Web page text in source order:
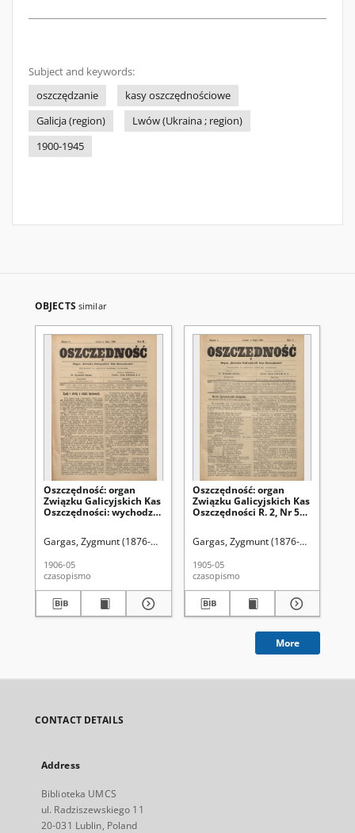
Subject and keywords:
oszczędzanie
kasy oszczędnościowe
Galicja (region)
Lwów (Ukraina ; region)
1900-1945
OBJECTS similar
Oszczędność: organ
Związku Galicyjskich Kas
Oszczędności: wychodzi
maju 1906)
Gargas, Zygmunt (1876-1948). Redaktor
1906-05
czasopismo
Oszczędność: organ
Związku Galicyjskich Kas
Oszczędności R. 2, Nr 5
Gargas, Zygmunt (1876-1948).
1905-05
czasopismo
More
CONTACT DETAILS
Address
Biblioteka UMCS
ul. Radziszewskiego 11
20-031 Lublin, Poland